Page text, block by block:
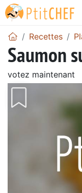
Recettes
Saumon
votez maintenant